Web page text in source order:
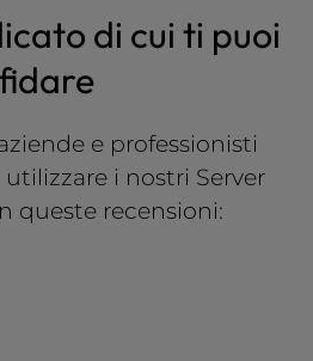
di cui ti puoi
e professionisti
i nostri Server
queste recensioni: